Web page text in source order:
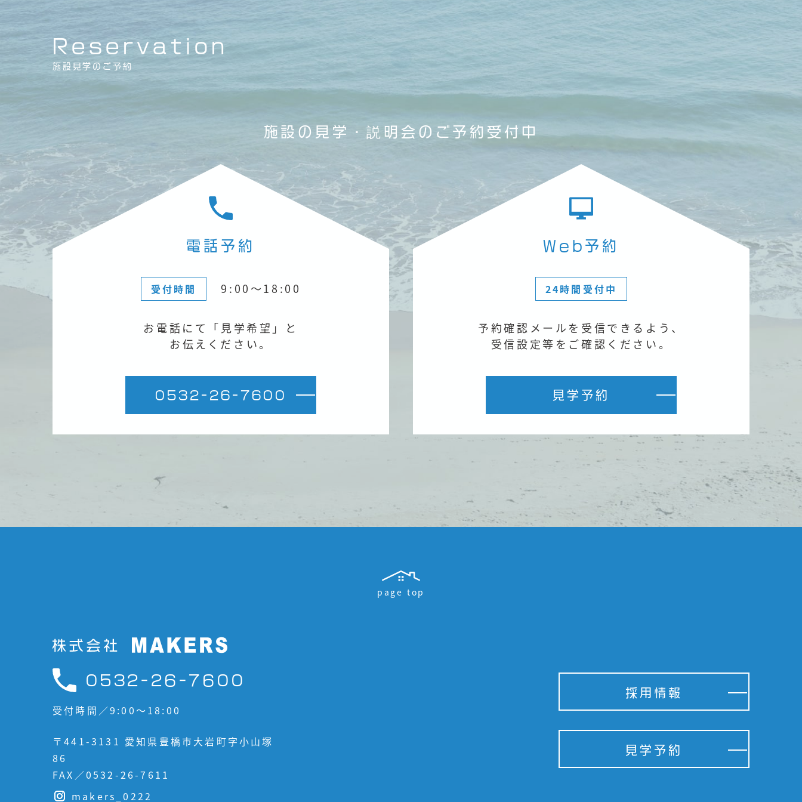
Reservation
施設見学のご予約
施設の見学・説明会の ご予約受付中
電話予約
受付時間 9:00〜18:00
お電話にて「見学希望」と
お伝えください。
0532-26-7600
Web予約
24時間受付中
予約確認メールを受信できるよう、
受信設定等をご確認ください。
見学予約
page top
0532-26-7600
受付時間／9:00〜18:00
〒441-3131 愛知県豊橋市大岩町字小山塚
86
FAX／0532-26-7611
makers_0222
採用情報
見学予約